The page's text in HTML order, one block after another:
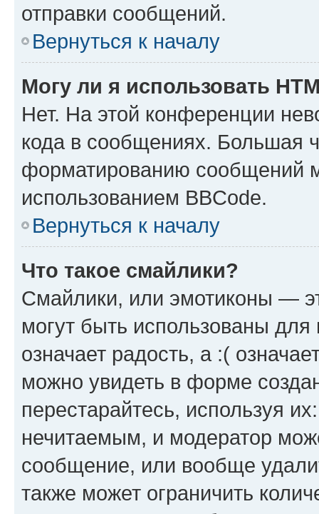
отправки сообщений.
Вернуться к началу
Могу ли я использовать
Нет. На этой конференции
кода в сообщениях. Большая
форматированию сообщений
использованием BBCode.
Вернуться к началу
Что такое смайлики?
Смайлики, или эмотиконы —
могут быть использованы
означает радость, а :(
можно увидеть в форме
перестарайтесь, используя
нечитаемым, и модератор
сообщение, или вообще
также может ограничить